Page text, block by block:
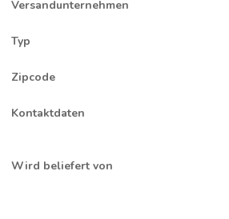
Versandunternehmen
Typ
Zipcode
Kontaktdaten
Wird beliefert von